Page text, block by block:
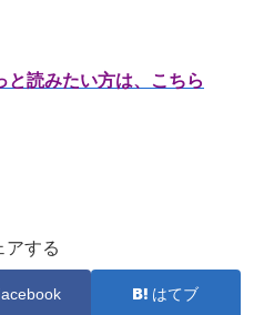
と読みたい方は、こちら
アする
はてブ